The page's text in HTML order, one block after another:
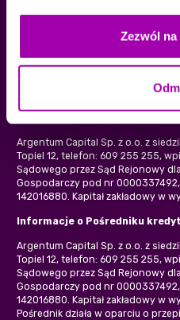
Zezwól
kontakt@eksprespozyczka.pl
Argentum Capital Sp. z o.o. z
Topiel 12, telefon: 609 255 255,
Sądowego przez Sąd Rejonowy
Gospodarczy pod nr 0000337492,
142016880. Kapitał zakładowy w
Informacje o Pośredniku
Argentum Capital Sp. z o.o. z
Topiel 12, telefon: 609 255 255,
Sądowego przez Sąd Rejonowy
Gospodarczy pod nr 0000337492,
142016880. Kapitał zakładowy w
Pośrednik działa w oparciu o